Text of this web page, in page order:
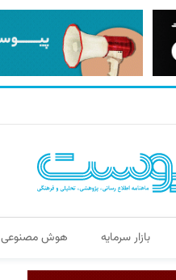
بازار سرمایه هوش مصنوعی